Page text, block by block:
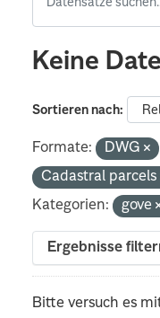
Keine
Sortieren nach
Formate: DWG
Cadastral parcels
Kategorien:
gove
Ergebnisse
Bitte versuch es